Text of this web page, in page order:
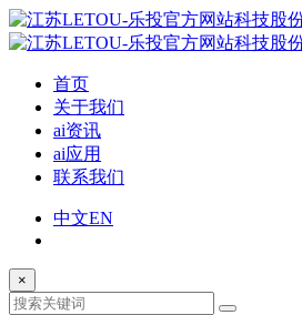
首页
关于我们
ai资讯
ai应用
联系我们
中文EN
×